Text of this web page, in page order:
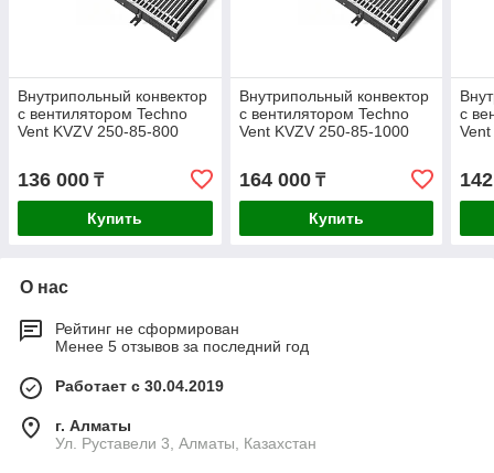
Внутрипольный конвектор
с вентилятором Techno
Vent KVZV 250-85-800
136 000 ₸
Купить
Внутрипольный конвектор
с вентилятором Techno
Vent KVZV 250-85-1000
164 000₸
Купить
с
О нас
Рейтинг не сформирован
Менее 5 отзывов за последний год
Работает с 30.04.2019
г. Алматы
Ул. Руставели 3, Алматы, Казахстан